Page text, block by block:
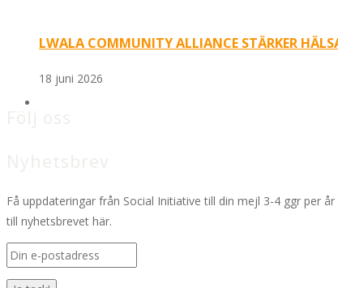
LWALA COMMUNITY ALLIANCE STÄRKER
18 juni 2026
Få uppdateringar från Social Initiative till din mejl 3-4 ggr per
till nyhetsbrevet här.